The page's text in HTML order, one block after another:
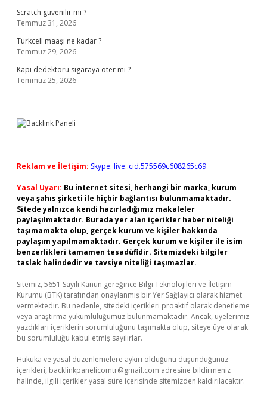
Scratch güvenilir mi ?
Temmuz 31, 2026
Turkcell maaşı ne kadar ?
Temmuz 29, 2026
Kapı dedektörü sigaraya öter mi ?
Temmuz 25, 2026
Reklam ve İletişim: Skype: live:.cid.575569c608265c69
Yasal Uyarı: Bu internet sitesi, herhangi bir marka, kurum
veya şahıs şirketi ile hiçbir bağlantısı bulunmamaktadır.
Sitede yalnızca kendi hazırladığımız makaleler
paylaşılmaktadır. Burada yer alan içerikler haber niteliği
taşımamakta olup, gerçek kurum ve kişiler hakkında
paylaşım yapılmamaktadır. Gerçek kurum ve kişiler ile isim
benzerlikleri tamamen tesadüfidir. Sitemizdeki bilgiler
taslak halindedir ve tavsiye niteliği taşımazlar.
Sitemiz, 5651 Sayılı Kanun gereğince Bilgi Teknolojileri ve İletişim
Kurumu (BTK) tarafından onaylanmış bir Yer Sağlayıcı olarak hizmet
vermektedir. Bu nedenle, sitedeki içerikleri proaktif olarak denetleme
veya araştırma yükümlülüğümüz bulunmamaktadır. Ancak, üyelerimiz
yazdıkları içeriklerin sorumluluğunu taşımakta olup, siteye üye olarak
bu sorumluluğu kabul etmiş sayılırlar.
Hukuka ve yasal düzenlemelere aykırı olduğunu düşündüğünüz
içerikleri, backlinkpanelicomtr@gmail.com adresine bildirmeniz
halinde, ilgili içerikler yasal süre içerisinde sitemizden kaldırılacaktır.